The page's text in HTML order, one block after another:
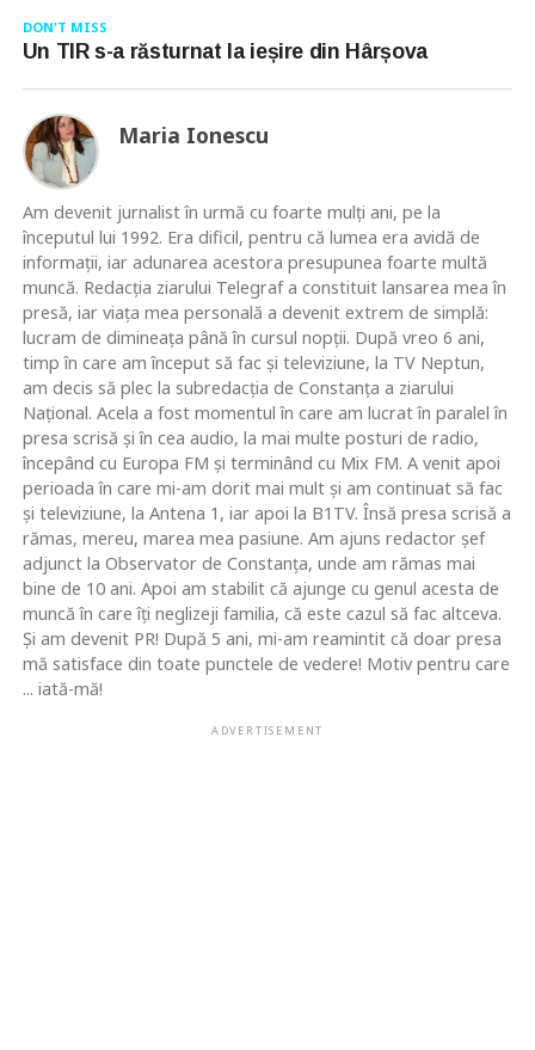
DON'T MISS
Un TIR s-a răsturnat la ieșire din Hârșova
Maria Ionescu
Am devenit jurnalist în urmă cu foarte mulţi ani, pe la
începutul lui 1992. Era dificil, pentru că lumea era avidă de
informaţii, iar adunarea acestora presupunea foarte multă
muncă. Redacţia ziarului Telegraf a constituit lansarea mea în
presă, iar viaţa mea personală a devenit extrem de simplă:
lucram de dimineaţa până în cursul nopţii. După vreo 6 ani,
timp în care am început să fac şi televiziune, la TV Neptun,
am decis să plec la subredacţia de Constanţa a ziarului
Naţional. Acela a fost momentul în care am lucrat în paralel în
presa scrisă şi în cea audio, la mai multe posturi de radio,
începând cu Europa FM şi terminând cu Mix FM. A venit apoi
perioada în care mi-am dorit mai mult şi am continuat să fac
şi televiziune, la Antena 1, iar apoi la B1TV. Însă presa scrisă a
rămas, mereu, marea mea pasiune. Am ajuns redactor şef
adjunct la Observator de Constanţa, unde am rămas mai
bine de 10 ani. Apoi am stabilit că ajunge cu genul acesta de
muncă în care îţi neglizeji familia, că este cazul să fac altceva.
Şi am devenit PR! După 5 ani, mi-am reamintit că doar presa
mă satisface din toate punctele de vedere! Motiv pentru care
... iată-mă!
ADVERTISEMENT